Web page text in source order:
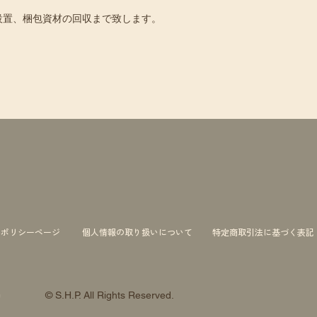
、梱包資材の回収まで致します。
リシーページ 個人情報の取り扱いについて 特定商取引法に基づく表記
© S.H.P. All Rights Reserved.